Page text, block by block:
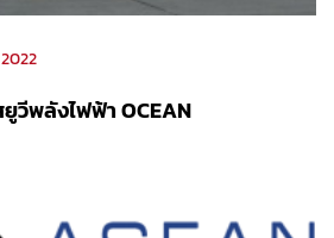
ยูวีพลังไฟฟ้า OCEAN